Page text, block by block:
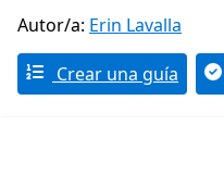
Autor/a: Erin Lavalla
Crear una guía